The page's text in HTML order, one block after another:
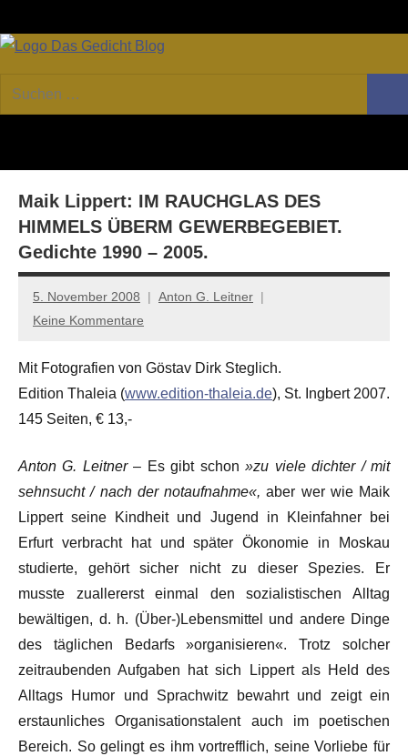
Inhalt
GEDICHT
Forum
von
Lyrik,
Essay
Suchen
nach:
Maik Lippert: IM RAUCHGLAS DES
HIMMELS ÜBERM GEWERBEGEBIET.
Gedichte 1990 – 2005.
5. November 2008
Anton G. Leitner
Keine Kommentare
Mit Fotografien von Göstav Dirk Steglich.
Edition Thaleia (www.edition-thaleia.de), St. Ingbert 2007.
145 Seiten, € 13,-
Anton G. Leitner– Es gibt schon »zu viele dichter / mit
sehnsucht / nach der notaufnahme«,aber wer wie Maik
Lippert seine Kindheit und Jugend in Kleinfahner bei
Erfurt verbracht hat und später Ökonomie in Moskau
studierte, gehört sicher nicht zu dieser Spezies. Er
musste zuallererst einmal den sozialistischen Alltag
bewältigen, d. h. (Über-)Lebensmittel und andere Dinge
des täglichen Bedarfs »organisieren«. Trotz solcher
zeitraubenden Aufgaben hat sich Lippert als Held des
Alltags Humor und Sprachwitz bewahrt und zeigt ein
erstaunliches Organisationstalent auch im poetischen
Bereich. So gelingt es ihm vortrefflich, seine Vorliebe für